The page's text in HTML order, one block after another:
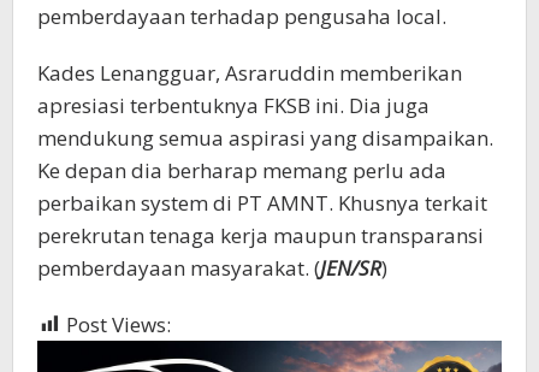
pemberdayaan terhadap pengusaha local.
Kades Lenangguar, Asraruddin memberikan
apresiasi terbentuknya FKSB ini. Dia juga
mendukung semua aspirasi yang disampaikan.
Ke depan dia berharap memang perlu ada
perbaikan system di PT AMNT. Khusnya terkait
perekrutan tenaga kerja maupun transparansi
pemberdayaan masyarakat. (JEN/SR)
Post Views: